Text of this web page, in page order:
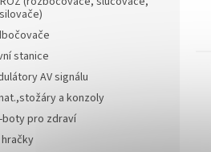
stanice
AV signálu
a konzoly
boty pro zdraví